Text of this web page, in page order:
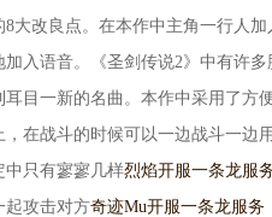
8大改良点。在本作中主角一行人
加入语音。《圣剑传说2》中有许
耳目一新的名曲。本作中采用了方
，在战斗的时候可以一边战斗一边
中只有寥寥几样烈焰开服一条龙服
起攻击对方奇迹Mu开服一条龙服务